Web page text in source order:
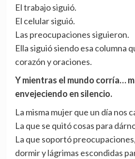
El trabajo siguió.
El celular siguió.
Las preocupaciones siguieron.
Ella siguió siendo esa columna
corazón y oraciones.
Y mientras el mundo corría…
envejeciendo en silencio.
La misma mujer que un día nos
La que se quitó cosas para
La que soportó
dormir y lágrimas escondidas